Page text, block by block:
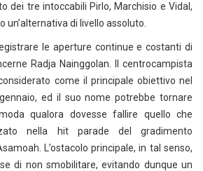
dei tre intoccabili Pirlo, Marchisio e Vidal,
un’alternativa di livello assoluto.
le aperture continue e costanti di
Radja Nainggolan. Il centrocampista
come il principale obiettivo nel
ed il suo nome potrebbe tornare
qualora dovesse fallire quello che
nella hit parade del gradimento
L’ostacolo principale, in tal senso,
di non smobilitare, evitando dunque un